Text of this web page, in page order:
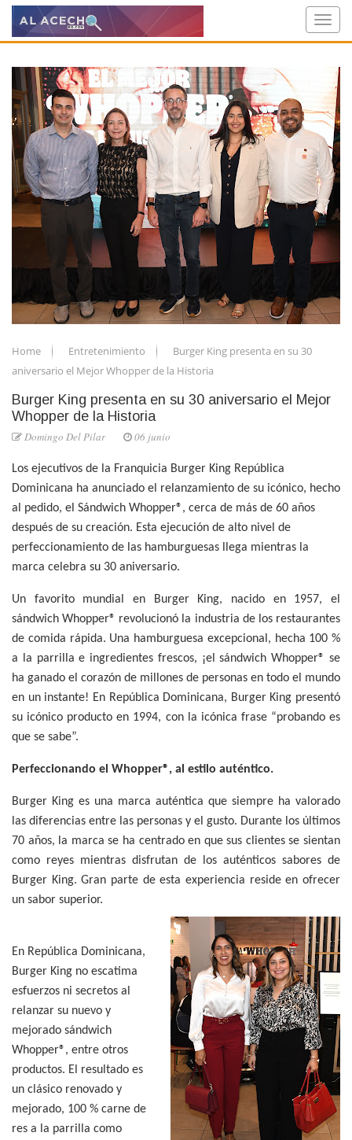
Home Entretenimiento
Burger King presenta en su 30
aniversario el Mejor Whopper de la Historia
Burger King presenta en su 30 aniversario el Mejor
Whopper de la Historia
Domingo Del Pilar 06 junio
Los ejecutivos de la Franquicia Burger King República
Dominicana ha anunciado el relanzamiento de su icónico, hecho
al pedido, el Sándwich Whopper®, cerca de más de 60 años
después de su creación. Esta ejecución de alto nivel de
perfeccionamiento de las hamburguesas llega mientras la
marca celebra su 30 aniversario.
Un favorito mundial en Burger King, nacido en 1957, el
sándwich Whopper® revolucionó la industria de los restaurantes
de comida rápida. Una hamburguesa excepcional, hecha 100 %
a la parrilla e ingredientes frescos, ¡el sándwich Whopper® se
ha ganado el corazón de millones de personas en todo el mundo
en un instante! En República Dominicana, Burger King presentó
su icónico producto en 1994, con la icónica frase “probando es
que se sabe”.
Perfeccionando el Whopper®, al estilo auténtico.
Burger King es una marca auténtica que siempre ha valorado
las diferencias entre las personas y el gusto. Durante los últimos
70 años, la marca se ha centrado en que sus clientes se sientan
como reyes mientras disfrutan de los auténticos sabores de
Burger King. Gran parte de esta experiencia reside en ofrecer
un sabor superior.
En República Dominicana,
Burger King no escatima
esfuerzos ni secretos al
relanzar su nuevo y
mejorado sándwich
Whopper®, entre otros
productos. El resultado es
un clásico renovado y
mejorado, 100 % carne de
res a la parrilla como